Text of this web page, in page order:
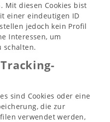
Mit diesen Cookies bist
einer eindeutigen ID
jedoch kein Profil
Interessen, um
schalten.
sind Cookies oder eine
die zur
verwendet werden,